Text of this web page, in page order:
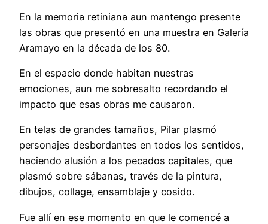
En la memoria retiniana aun mantengo presente
las obras que presentó en una muestra en Galería
Aramayo en la década de los 80.
En el espacio donde habitan nuestras
emociones, aun me sobresalto recordando el
impacto que esas obras me causaron.
En telas de grandes tamaños, Pilar plasmó
personajes desbordantes en todos los sentidos,
haciendo alusión a los pecados capitales, que
plasmó sobre sábanas, través de la pintura,
dibujos, collage, ensamblaje y cosido.
Fue allí en ese momento en que le comencé a